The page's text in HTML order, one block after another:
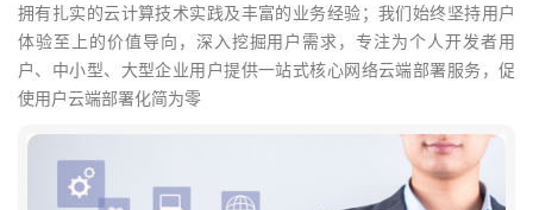
拥有扎实的云计算技术实践及丰富的业务经验；我们始终坚持用户
体验至上的价值导向，深入挖掘用户需求，专注为个人开发者用
户、中小型、大型企业用户提供一站式核心网络云端部署服务，促
使用户云端部署化简为零